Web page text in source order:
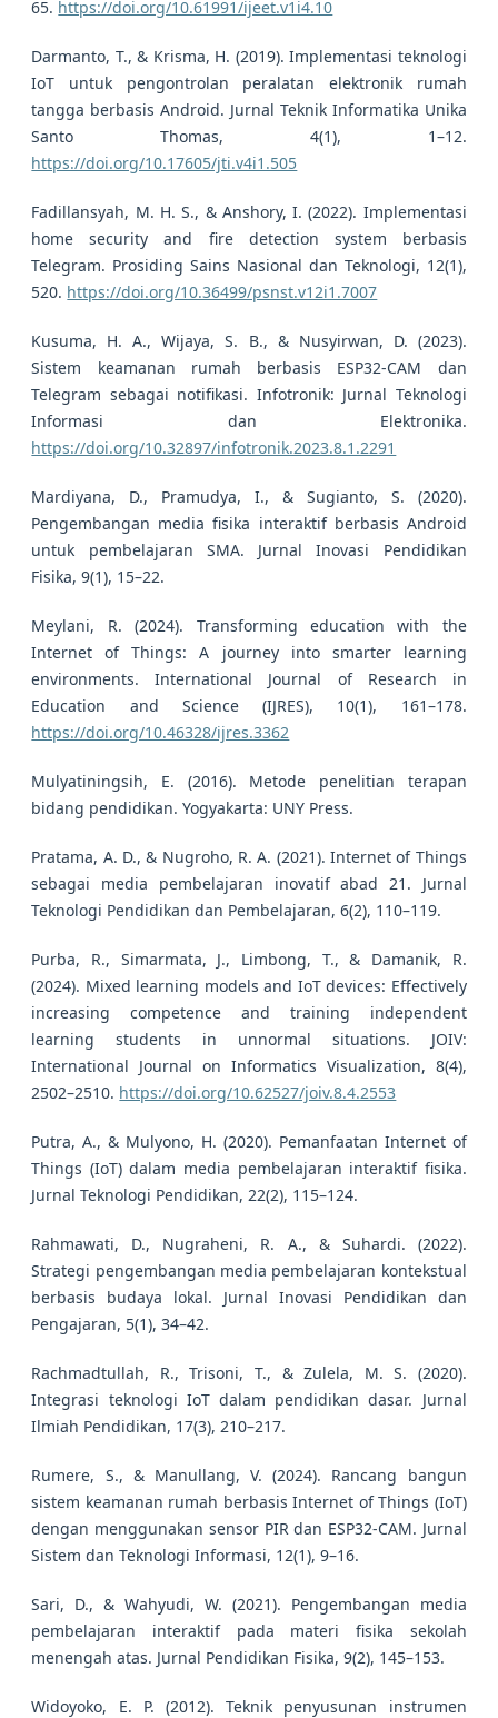
65. https://doi.org/10.61991/ijeet.v1i4.10
Darmanto, T., & Krisma, H. (2019). Implementasi teknologi
IoT untuk pengontrolan peralatan elektronik rumah
tangga berbasis Android. Jurnal Teknik Informatika Unika
Santo Thomas, 4(1), 1–12.
https://doi.org/10.17605/jti.v4i1.505
Fadillansyah, M. H. S., & Anshory, I. (2022). Implementasi
home security and fire detection system berbasis
Telegram. Prosiding Sains Nasional dan Teknologi, 12(1),
520. https://doi.org/10.36499/psnst.v12i1.7007
Kusuma, H. A., Wijaya, S. B., & Nusyirwan, D. (2023).
Sistem keamanan rumah berbasis ESP32-CAM dan
Telegram sebagai notifikasi. Infotronik: Jurnal Teknologi
Informasi dan Elektronika.
https://doi.org/10.32897/infotronik.2023.8.1.2291
Mardiyana, D., Pramudya, I., & Sugianto, S. (2020).
Pengembangan media fisika interaktif berbasis Android
untuk pembelajaran SMA. Jurnal Inovasi Pendidikan
Fisika, 9(1), 15–22.
Meylani, R. (2024). Transforming education with the
Internet of Things: A journey into smarter learning
environments. International Journal of Research in
Education and Science (IJRES), 10(1), 161–178.
https://doi.org/10.46328/ijres.3362
Mulyatiningsih, E. (2016). Metode penelitian terapan
bidang pendidikan. Yogyakarta: UNY Press.
Pratama, A. D., & Nugroho, R. A. (2021). Internet of Things
sebagai media pembelajaran inovatif abad 21. Jurnal
Teknologi Pendidikan dan Pembelajaran, 6(2), 110–119.
Purba, R., Simarmata, J., Limbong, T., & Damanik, R.
(2024). Mixed learning models and IoT devices: Effectively
increasing competence and training independent
learning students in unnormal situations. JOIV:
International Journal on Informatics Visualization, 8(4),
2502–2510. https://doi.org/10.62527/joiv.8.4.2553
Putra, A., & Mulyono, H. (2020). Pemanfaatan Internet of
Things (IoT) dalam media pembelajaran interaktif fisika.
Jurnal Teknologi Pendidikan, 22(2), 115–124.
Rahmawati, D., Nugraheni, R. A., & Suhardi. (2022).
Strategi pengembangan media pembelajaran kontekstual
berbasis budaya lokal. Jurnal Inovasi Pendidikan dan
Pengajaran, 5(1), 34–42.
Rachmadtullah, R., Trisoni, T., & Zulela, M. S. (2020).
Integrasi teknologi IoT dalam pendidikan dasar. Jurnal
Ilmiah Pendidikan, 17(3), 210–217.
Rumere, S., & Manullang, V. (2024). Rancang bangun
sistem keamanan rumah berbasis Internet of Things (IoT)
dengan menggunakan sensor PIR dan ESP32-CAM. Jurnal
Sistem dan Teknologi Informasi, 12(1), 9–16.
Sari, D., & Wahyudi, W. (2021). Pengembangan media
pembelajaran interaktif pada materi fisika sekolah
menengah atas. Jurnal Pendidikan Fisika, 9(2), 145–153.
Widoyoko, E. P. (2012). Teknik penyusunan instrumen